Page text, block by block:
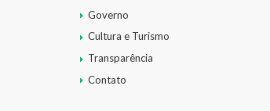
Governo
Cultura e Turismo
Transparência
Contato